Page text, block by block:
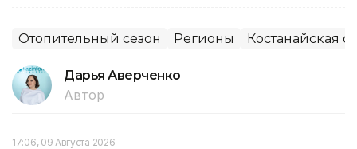
Отопительный сезон Регионы Костанайская
Дарья Аверченко
Автор
17:06, 09 Августа 2026